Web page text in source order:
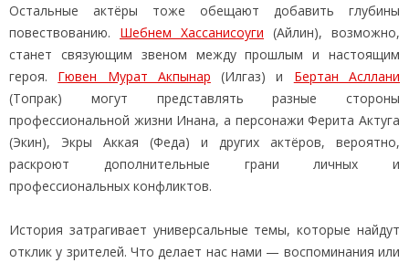
Остальные актёры тоже обещают добавить глубины
повествованию. Шебнем Хассанисоуги (Айлин), возможно,
станет связующим звеном между прошлым и настоящим
героя. Гювен Мурат Акпынар (Илгаз) и Бертан Асллани
(Топрак) могут представлять разные стороны
профессиональной жизни Инана, а персонажи Ферита Актуга
(Экин), Экры Аккая (Феда) и других актёров, вероятно,
раскроют дополнительные грани личных и
профессиональных конфликтов.
История затрагивает универсальные темы, которые найдут
отклик у зрителей. Что делает нас нами — воспоминания или